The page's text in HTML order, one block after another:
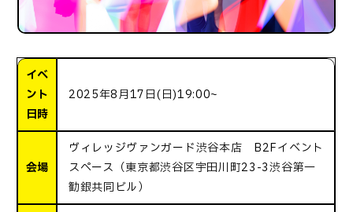
イベ
ント
日時
2025年8月17日(日)19:00~
会場
ヴィレッジヴァンガード渋谷本店 B2Fイベント
スペース（東京都渋谷区宇田川町23-3渋谷第一
勧銀共同ビル）